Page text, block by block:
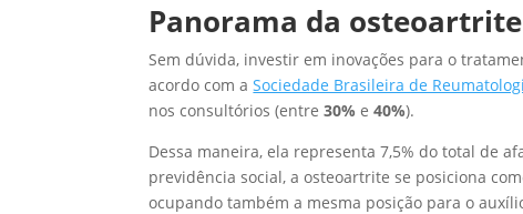
Panorama da osteoartrite
Sem dúvida, investir em inovações para o
acordo com aSociedade Brasileira de
nos consultórios (entre 30%e40%).
Dessa maneira, ela representa 7,5% do total de
previdência social, a osteoartrite se posiciona
ocupando também a mesma posição para o